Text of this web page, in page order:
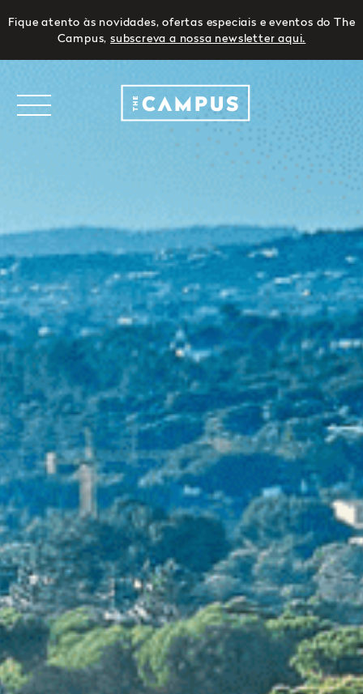
Fique atento às novidades, ofertas especiais e eventos do The
Campus,subscreva a nossa newsletter aqui.